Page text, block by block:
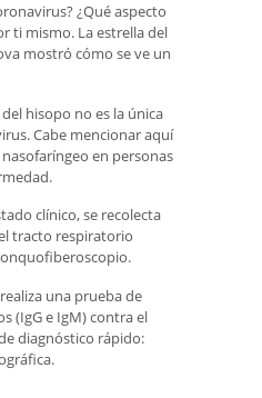
¿Qué aspecto
ti mismo. La estrella del
mostró cómo se ve un
hisopo no es la única
Cabe mencionar aquí
en personas
clínico, se recolecta
tracto respiratorio
una prueba de
(IgG e IgM) contra el
diagnóstico rápido: